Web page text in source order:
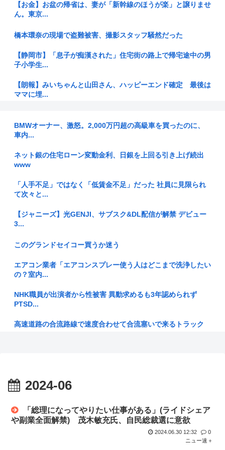
【お金】お盆の帰省は、妻が「新幹線のほうが楽」と譲りませ
ん。東京...
橋本環奈の現場で盗難被害、撮影スタッフ騒然だった
【静岡市】「息子が痴漢された」住宅街の路上で帰宅途中の男
子小学生...
【朗報】みいちゃんと山田さん、ハッピーエンド確定 最後は
ママに埋...
ッッッッ...
嫁がそうめん食べるときにワサビ入れてたんだけど、異常だよ
ケンドーコバヤシ 新型コロナ感染で謎の後遺症「聞いたこと
【悲報】立ちんぼJK、カメラで撮られて発狂
【1%】高市総理 消費減税めぐり 2年後に戻すのは「私の覚
犬 ←臭い、うるさい、硬い、金かかる 猫 ←匂わない、
【画像】JKにフルボッキデカチン見せた時の反応集がこちら
中国人「中国アニメはすでに日本アニメを超えたのではない
か」
【衝撃】ケンドーコバヤシ、新型コロナ感染で謎の後遺症続く
「強い炭...
トランプ氏「円安介入は友情の証」…本音は米国債市場の保護
BMWオーナー、激怒。2,000万円超の高級車を買ったのに、
車内...
ネット銀の住宅ローン変動金利、日銀を上回る引き上げ続出
www
「人手不足」ではなく「低賃金不足」だった 社員に見限られ
て次々と...
【ジャニーズ】光GENJI、サブスク&DL配信が解禁 デビュー
3...
このグランドセイコー買うか迷う
エアコン業者「エアコンスプレー使う人はどこまで洗浄したい
の？室内...
NHK職員が出演者から性被害 異動求めるも3年認められず
PTSD...
高速道路の合流路線で速度合わせて合流塞いで来るトラック
ァス・H...
ぼく、坊主頭に飽き足らず電気シェーバーでスキンヘッドにし
てしまう
ニューバランスはダサい！onは時代遅れ！サロモンを買え！
2024-06
「総理になってやりたい仕事がある」(ライドシェア
や副業全面解禁) 茂木敏充氏、自民総裁選に意欲
2024.06.30 12:32
0
ニュー速＋